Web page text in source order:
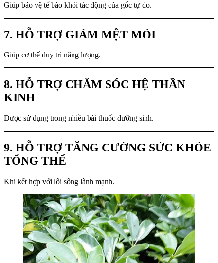
Giúp bảo vệ tế bào khỏi tác động của gốc tự do.
7. HỖ TRỢ GIẢM MỆT MỎI
Giúp cơ thể duy trì năng lượng.
8. HỖ TRỢ CHĂM SÓC HỆ THẦN
KINH
Được sử dụng trong nhiều bài thuốc dưỡng sinh.
9. HỖ TRỢ TĂNG CƯỜNG SỨC KHỎE
TỔNG THỂ
Khi kết hợp với lối sống lành mạnh.